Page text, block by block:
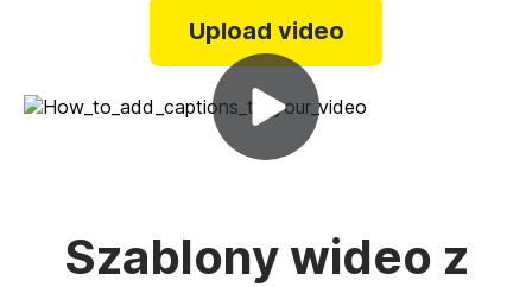
Upload video
Szablony wideo z